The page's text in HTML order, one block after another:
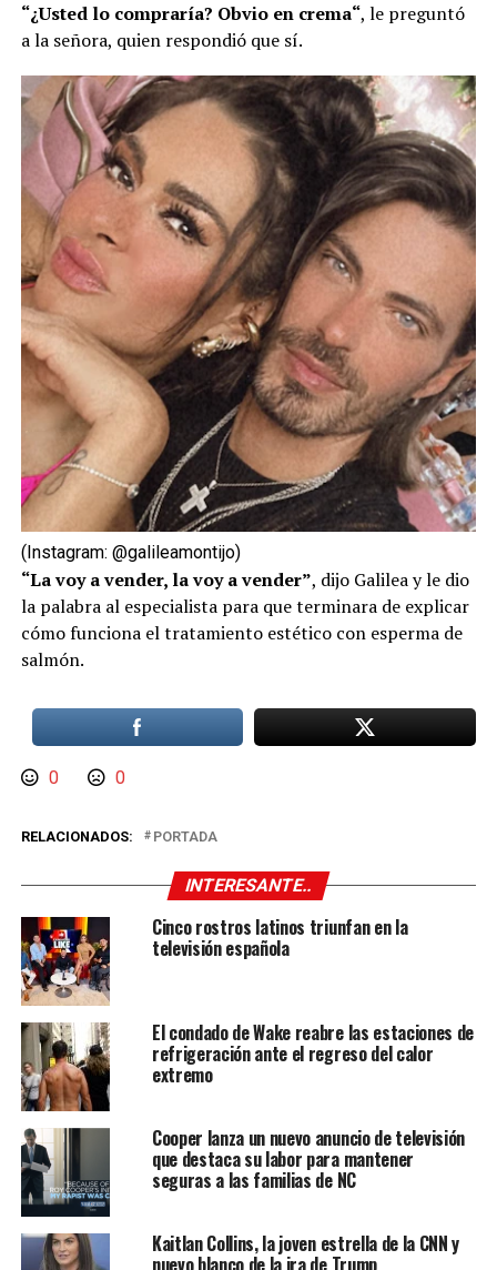
“¿Usted lo compraría? Obvio en crema“, le preguntó
a la señora, quien respondió que sí.
(Instagram: @galileamontijo)
“La voy a vender, la voy a vender”, dijo Galilea y le dio
la palabra al especialista para que terminara de explicar
cómo funciona el tratamiento estético con esperma de
salmón.
0 0
RELACIONADOS: PORTADA
INTERESANTE..
Cinco rostros latinos triunfan en la
televisión española
El condado de Wake reabre las estaciones de
refrigeración ante el regreso del calor
extremo
Cooper lanza un nuevo anuncio de televisión
que destaca su labor para mantener
seguras a las familias de NC
Kaitlan Collins, la joven estrella de la CNN y
nuevo blanco de la ira de Trump